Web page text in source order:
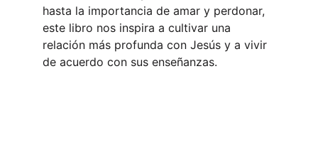
hasta la importancia de amar y perdonar,
este libro nos inspira a cultivar una
relación más profunda con Jesús y a vivir
de acuerdo con sus enseñanzas.